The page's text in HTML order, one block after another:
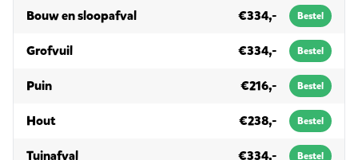
Bouw en sloopafvalin 3m³ €334,- Bestel
Grofvuilin 3m³ €334,- Bestel
Puinin 3m³ €216,- Bestel
Houtin 3m³ €238,- Bestel
Tuinafvalin 3m³ €334,- Bestel